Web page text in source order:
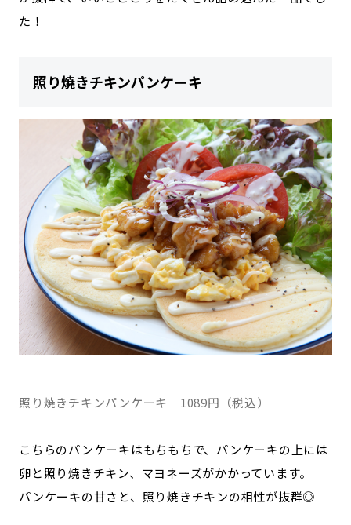
た！
照り焼きチキンパンケーキ
照り焼きチキンパンケーキ 1089円（税込）
こちらのパンケーキはもちもちで、パンケーキの上には
卵と照り焼きチキン、マヨネーズがかかっています。
パンケーキの甘さと、照り焼きチキンの相性が抜群◎